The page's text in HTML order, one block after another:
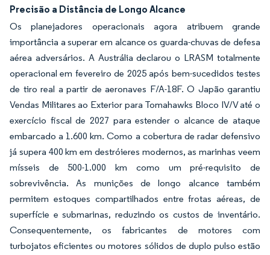
Precisão a Distância de Longo Alcance
Os planejadores operacionais agora atribuem grande
importância a superar em alcance os guarda-chuvas de defesa
aérea adversários. A Austrália declarou o LRASM totalmente
operacional em fevereiro de 2025 após bem-sucedidos testes
de tiro real a partir de aeronaves F/A-18F. O Japão garantiu
Vendas Militares ao Exterior para Tomahawks Bloco IV/V até o
exercício fiscal de 2027 para estender o alcance de ataque
embarcado a 1.600 km. Como a cobertura de radar defensivo
já supera 400 km em destróieres modernos, as marinhas veem
mísseis de 500-1.000 km como um pré-requisito de
sobrevivência. As munições de longo alcance também
permitem estoques compartilhados entre frotas aéreas, de
superfície e submarinas, reduzindo os custos de inventário.
Consequentemente, os fabricantes de motores com
turbojatos eficientes ou motores sólidos de duplo pulso estão